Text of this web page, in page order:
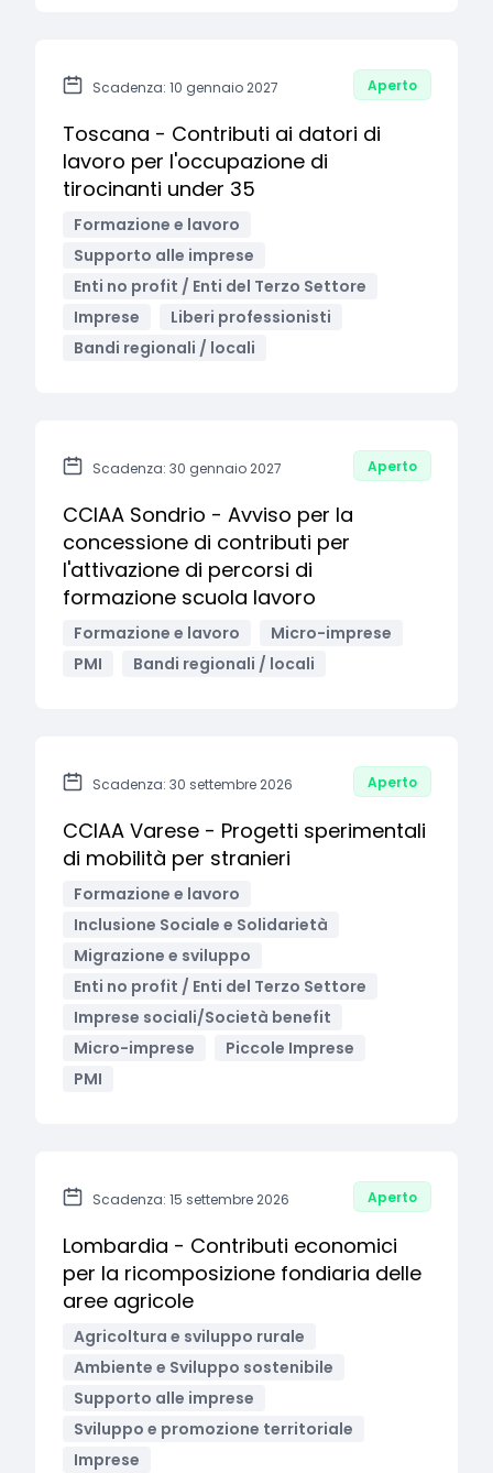
Scadenza: 10 gennaio 2027 Aperto
Toscana - Contributi ai datori di
lavoro per l'occupazione di
tirocinanti under 35
Formazione e lavoro
Supporto alle imprese
Enti no profit / Enti del Terzo Settore
Imprese
Liberi professionisti
Bandi regionali / locali
Scadenza: 30 gennaio 2027 Aperto
CCIAA Sondrio - Avviso per la
concessione di contributi per
l'attivazione di percorsi di
formazione scuola lavoro
Formazione e lavoro
Micro-imprese
PMI
Bandi regionali / locali
Scadenza: 30 settembre 2026 Aperto
CCIAA Varese - Progetti sperimentali
di mobilità per stranieri
Formazione e lavoro
Inclusione Sociale e Solidarietà
Migrazione e sviluppo
Enti no profit / Enti del Terzo Settore
Imprese sociali/Società benefit
Micro-imprese
Piccole Imprese
PMI
Scadenza: 15 settembre 2026 Aperto
Lombardia - Contributi economici
per la ricomposizione fondiaria delle
aree agricole
Agricoltura e sviluppo rurale
Ambiente e Sviluppo sostenibile
Supporto alle imprese
Sviluppo e promozione territoriale
Imprese